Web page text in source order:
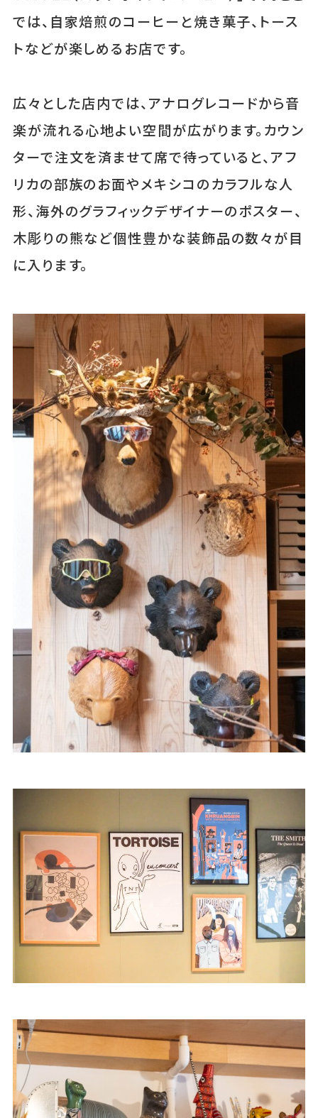
では、自家焙煎のコーヒーと焼き菓子、トース
トなどが楽しめるお店です。
広々とした店内では、アナログレコードから音
楽が流れる心地よい空間が広がります。カウン
ターで注文を済ませて席で待っていると、アフ
リカの部族のお面やメキシコのカラフルな人
形、海外のグラフィックデザイナーのポスター、
木彫りの熊など個性豊かな装飾品の数々が目
に入ります。